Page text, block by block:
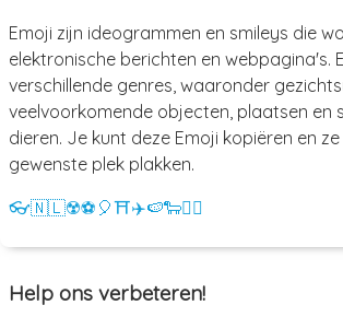
Emoji zijn ideogrammen en smileys die
elektronische berichten en webpagina's.
verschillende genres, waaronder
veelvoorkomende objecten, plaatsen en
dieren. Je kunt deze Emoji kopiëren en
gewenste plek plakken.
👓🇳🇱☢️⚽ 🎈⛩️✈️🍉🐑💁‍♀️
Help ons verbeteren!